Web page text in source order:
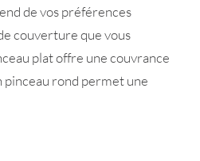
de vos préférences
couverture que vous
plat offre une couvrance
pinceau rond permet une